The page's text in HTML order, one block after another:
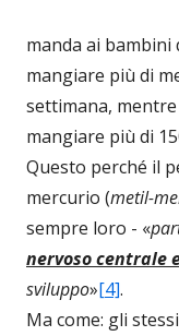
manda ai
mangiare più di
settimana,
mangiare più di
Questo perché il
mercurio (metil-
sempre loro - «
nervoso centrale
sviluppo»[4].
Ma come: gli